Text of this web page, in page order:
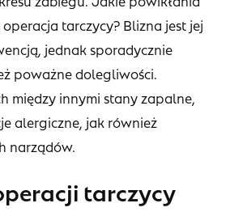
tarczycy? Blizna jest jej
jednak sporadycznie
poważne dolegliwości.
między innymi stany zapalne,
alergiczne, jak również
narządów.
tarczycy